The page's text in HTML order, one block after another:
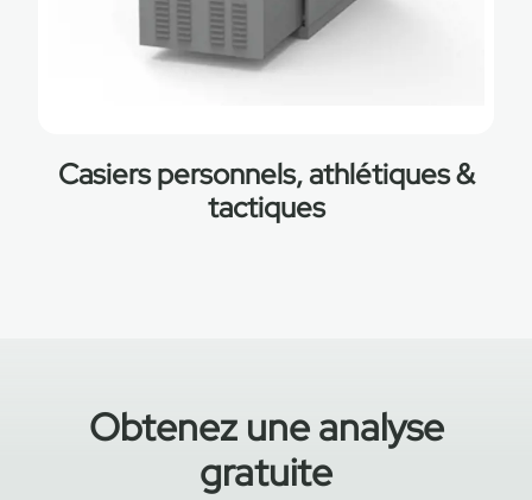
Casiers personnels, athlétiques &
tactiques
Obtenez une analyse
gratuite